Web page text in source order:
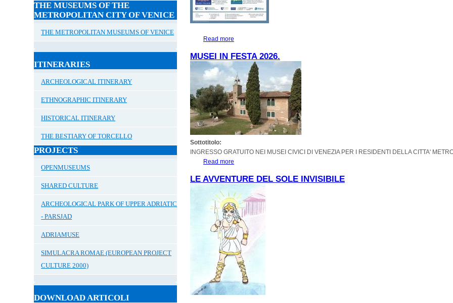
THE MUSEUMS OF THE
METROPOLITAN CITY OF VENICE
THE METROPOLITAN MUSEUMS OF VENICE
ITINERARIES
ARCHEOLOGICAL ITINERARY
ETHNOGRAPHIC ITINERARY
HISTORICAL ITINERARY
THE BESTIARY OF TORCELLO
PROJECTS
OPENMUSEUMS
SHARED CULTURE
ARCHEOLOGICAL PARK OF UPPER ADRIATIC
- PARSJAD
ADRIAMUSE
SIMULACRA ROMAE (EUROPEAN PROJECT
CULTURE 2000)
DOWNLOAD ARTICOLI
Read more
MUSEI IN FESTA 2026.
Sottotitolo:
INGRESSO GRATUITO NEI MUSEI CIVICI DI VENEZIA PER I RESIDENTI DELLA CITTA'
Read more
LE AVVENTURE DEL SOLE INVISIBILE